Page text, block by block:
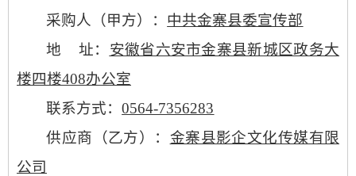
采购人（甲方）： 中共金寨县委宣传部
地
址： 安徽省六安市金寨县新城区政务大
楼四楼408办公室
联系方式：0564-7356283
供应商（乙方）： 金寨县影企文化传媒有限
公司